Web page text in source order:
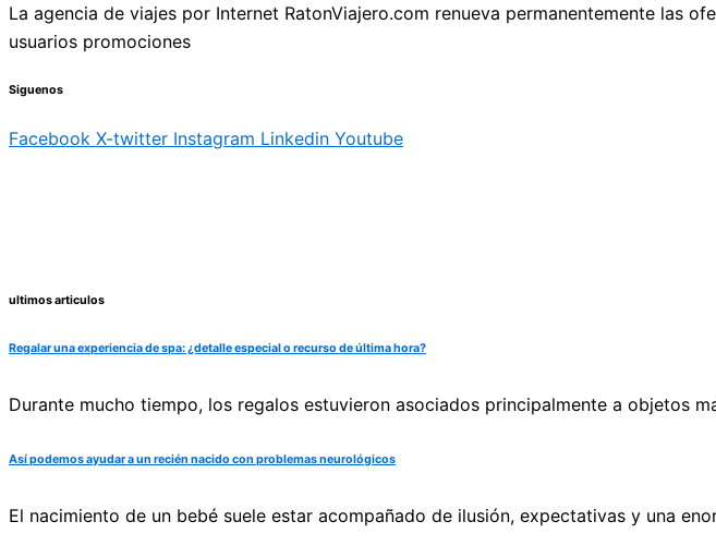
La agencia de viajes por Internet RatonViajero.com renueva permanentemente las
usuarios promociones
Siguenos
Facebook X-twitter Instagram Linkedin Youtube
ultimos articulos
Regalar una experiencia de spa: ¿detalle especial o recurso de última hora?
Durante mucho tiempo, los regalos estuvieron asociados principalmente a objetos
Así podemos ayudar a un recién nacido con problemas neurológicos
El nacimiento de un bebé suele estar acompañado de ilusión, expectativas y una